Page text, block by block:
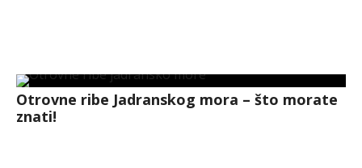
Otrovne ribe Jadranskog mora – što morate
znati!